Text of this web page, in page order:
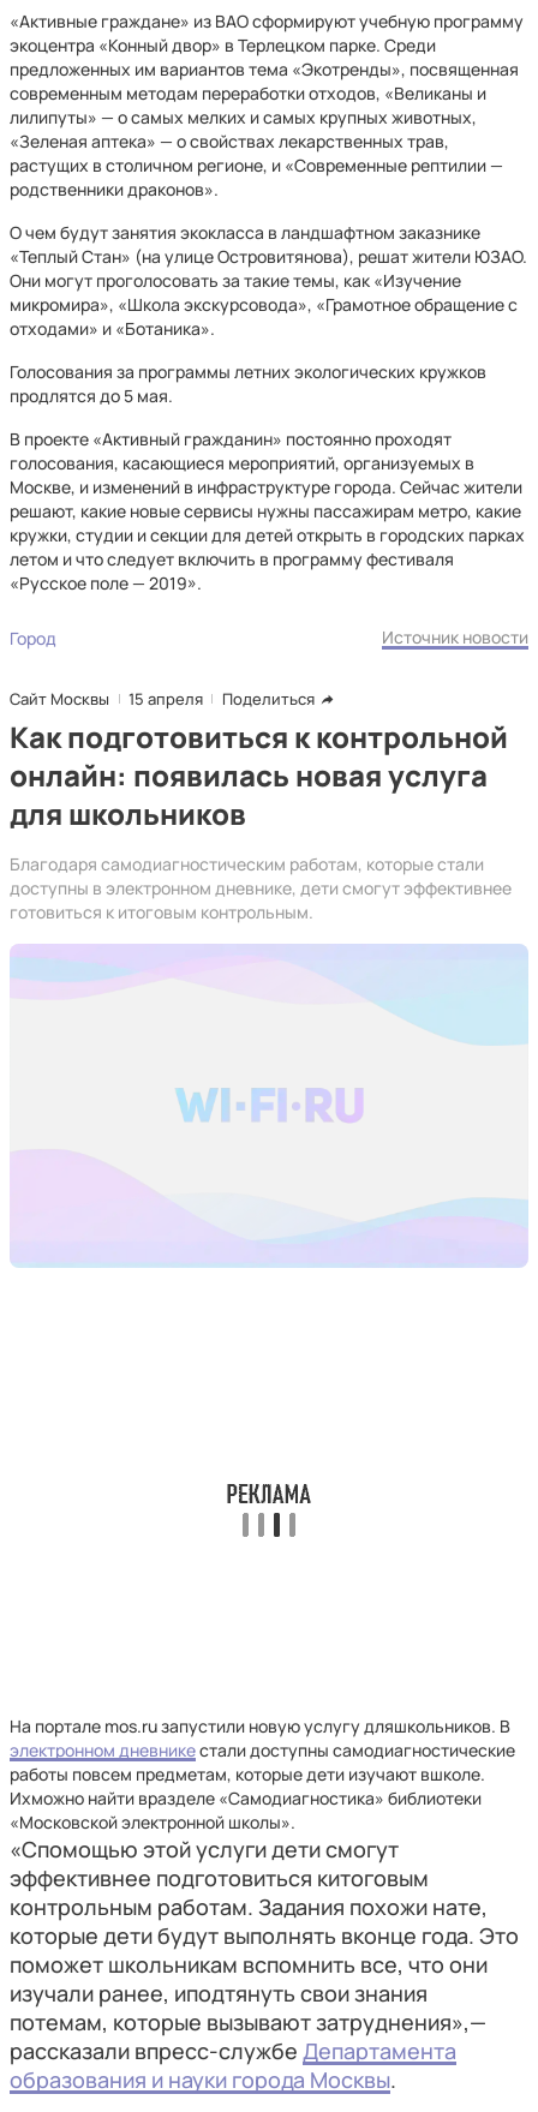
«Активные граждане» из ВАО сформируют учебную программу
экоцентра «Конный двор» в Терлецком парке. Среди
предложенных им вариантов тема «Экотренды», посвященная
современным методам переработки отходов, «Великаны и
лилипуты» — о самых мелких и самых крупных животных,
«Зеленая аптека» — о свойствах лекарственных трав,
растущих в столичном регионе, и «Современные рептилии —
родственники драконов».
О чем будут занятия экокласса в ландшафтном заказнике
«Теплый Стан» (на улице Островитянова), решат жители ЮЗАО.
Они могут проголосовать за такие темы, как «Изучение
микромира», «Школа экскурсовода», «Грамотное обращение с
отходами» и «Ботаника».
Голосования за программы летних экологических кружков
продлятся до 5 мая.
В проекте «Активный гражданин» постоянно проходят
голосования, касающиеся мероприятий, организуемых в
Москве, и изменений в инфраструктуре города. Сейчас жители
решают, какие новые сервисы нужны пассажирам метро, какие
кружки, студии и секции для детей открыть в городских парках
летом и что следует включить в программу фестиваля
«Русское поле — 2019».
Город Источник новости
Сайт Москвы 15 апреля Поделиться
Как подготовиться к контрольной
онлайн: появилась новая услуга
для школьников
Благодаря самодиагностическим работам, которые стали
доступны в электронном дневнике, дети смогут эффективнее
готовиться к итоговым контрольным.
На портале mos.ru запустили новую услугу дляшкольников. В
электронном дневникестали доступны самодиагностические
работы повсем предметам, которые дети изучают вшколе.
Ихможно найти вразделе «Самодиагностика» библиотеки
«Московской электронной школы».
«Спомощью этой услуги дети смогут
эффективнее подготовиться китоговым
контрольным работам. Задания похожи нате,
которые дети будут выполнять вконце года. Это
поможет школьникам вспомнить все, что они
изучали ранее, иподтянуть свои знания
потемам, которые вызывают затруднения»,—
рассказали впресс-службе Департамента
образования и науки города Москвы.